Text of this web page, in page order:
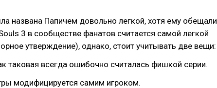
названа Папичем довольно легкой, хотя ему обещали
3 в сообществе фанатов считается самой легкой
утверждение), однако, стоит учитывать две вещи:
таковая всегда ошибочно считалась фишкой серии.
модифицируется самим игроком.